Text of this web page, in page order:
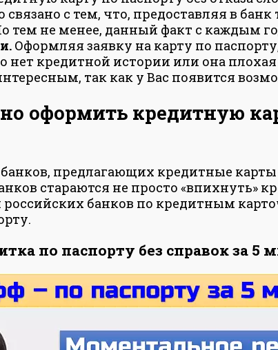
с тем, что, предоставляя в
не менее, данный факт с каждым
Оформляя заявку на карту по
нет кредитной истории или она
так как у Вас появится
оформить кредитную
предлагающих кредитные
стараются не просто «впихнуть»
банков по кредитным
по паспорту без справок за 5